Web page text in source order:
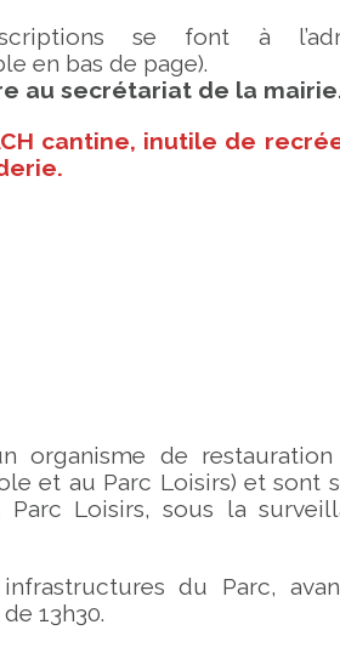
se font à
en bas de page).
au secrétariat de la
cantine, inutile de
organisme de restauration
et au Parc Loisirs) et sont
Loisirs, sous la
du Parc,
13h30.